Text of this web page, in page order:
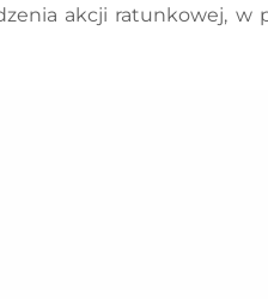
akcji ratunkowej, w